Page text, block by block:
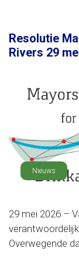
Resolutie
Rivers 29
Nieuws
29 mei 2026 –
Overwegende